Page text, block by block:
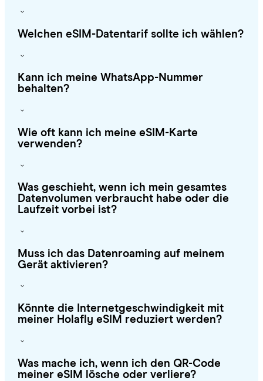
Welchen eSIM-Datentarif sollte ich wählen?
Kann ich meine WhatsApp-Nummer
behalten?
Wie oft kann ich meine eSIM-Karte
verwenden?
Was geschieht, wenn ich mein gesamtes
Datenvolumen verbraucht habe oder die
Laufzeit vorbei ist?
Muss ich das Datenroaming auf meinem
Gerät aktivieren?
Könnte die Internetgeschwindigkeit mit
meiner Holafly eSIM reduziert werden?
Was mache ich, wenn ich den QR-Code
meiner eSIM lösche oder verliere?